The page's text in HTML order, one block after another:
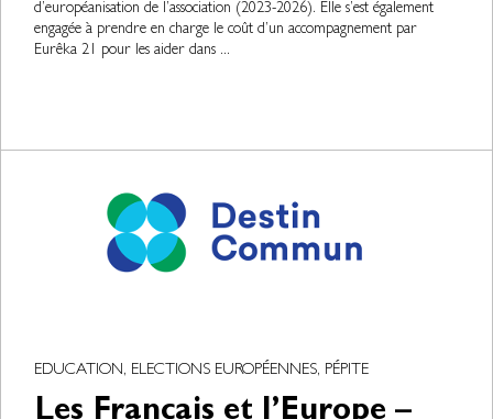
d’européanisation de l’association (2023-2026). Elle s’est également
engagée à prendre en charge le coût d’un accompagnement par
Eurêka 21 pour les aider dans ...
EDUCATION, ELECTIONS EUROPÉENNES, PÉPITE